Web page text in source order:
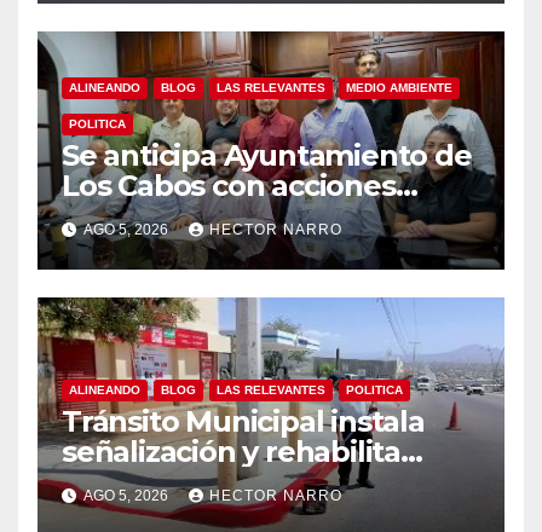
ALINEANDO BLOG LAS RELEVANTES MEDIO AMBIENTE
POLITICA
Se anticipa Ayuntamiento de
Los Cabos con acciones
preventivas ante lluvias en el
centro histórico
AGO 5, 2026 HECTOR NARRO
ALINEANDO BLOG LAS RELEVANTES POLITICA
Tránsito Municipal instala
señalización y rehabilita
cruces peatonales en Los
Cabos
AGO 5, 2026 HECTOR NARRO